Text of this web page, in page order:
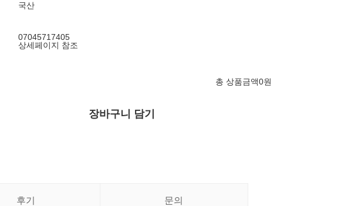
국산
07045717405
상세페이지 참조
총 상품금액0원
장바구니 담기
후기 문의